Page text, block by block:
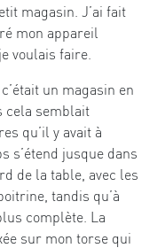
magasin. J’ai fait
mon appareil
voulais faire.
un magasin en
cela semblait
qu’il y avait à
s’étend jusque dans
de la table, avec les
tandis qu’à
complète. La
sur mon torse qui